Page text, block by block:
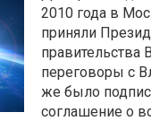
2010 года в
приняли
переговоры с
же было
соглашение о